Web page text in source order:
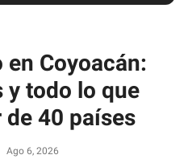
Coyoacán:
y todo lo que
40 países
Ago 6, 2026